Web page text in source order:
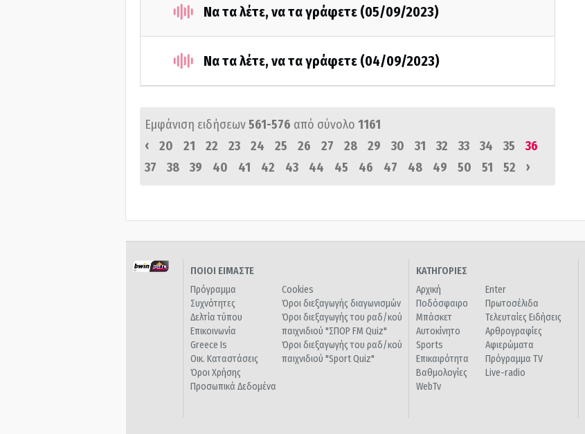
Να τα λέτε, να τα γράφετε (05/09/2023)
Να τα λέτε, να τα γράφετε (04/09/2023)
Εμφάνιση ειδήσεων561-576 από σύνολο 1161
‹
20 21 22 23 24 25 26 27 28 29 30 31 32 33 34 35
36
37
38 39 40 41 42 43 44 45 46 47 48 49 50 51 52 ›
ΠΟΙΟΙ ΕΙΜΑΣΤΕ
Πρόγραμμα
Συχνότητες
Δελτία τύπου
Επικοινωνία
Greece Is
Οικ. Καταστάσεις
Όροι Χρήσης
Προσωπικά Δεδομένα
Cookies
Όροι διεξαγωγής διαγωνισμών
Όροι διεξαγωγής του ραδ/κού
παιχνιδιού "ΣΠΟΡ FM Quiz"
Όροι διεξαγωγής του ραδ/κού
παιχνιδιού "Sport Quiz"
ΚΑΤΗΓΟΡΙΕΣ
Αρχική
Ποδόσφαιρο
Μπάσκετ
Αυτοκίνητο
Sports
Επικαιρότητα
Βαθμολογίες
WebTv
Enter
Πρωτοσέλιδα
Τελευταίες Ειδήσεις
Αρθρογραφίες
Αφιερώματα
Πρόγραμμα TV
Live-radio